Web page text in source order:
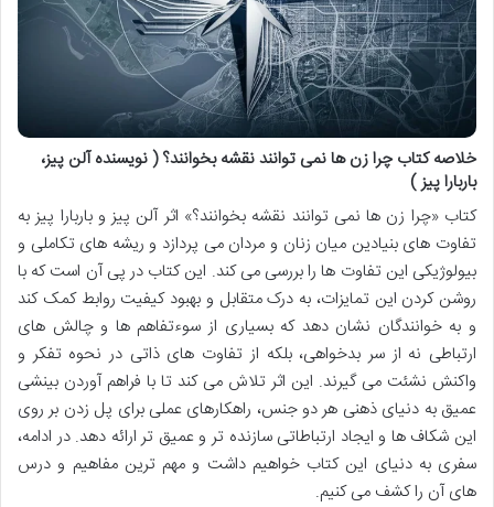
خلاصه کتاب چرا زن ها نمی توانند نقشه بخوانند؟ ( نویسنده آلن پیز،
باربارا پیز )
کتاب «چرا زن ها نمی توانند نقشه بخوانند؟» اثر آلن پیز و باربارا پیز به
تفاوت های بنیادین میان زنان و مردان می پردازد و ریشه های تکاملی و
بیولوژیکی این تفاوت ها را بررسی می کند. این کتاب در پی آن است که با
روشن کردن این تمایزات، به درک متقابل و بهبود کیفیت روابط کمک کند
و به خوانندگان نشان دهد که بسیاری از سوءتفاهم ها و چالش های
ارتباطی نه از سر بدخواهی، بلکه از تفاوت های ذاتی در نحوه تفکر و
واکنش نشئت می گیرند. این اثر تلاش می کند تا با فراهم آوردن بینشی
عمیق به دنیای ذهنی هر دو جنس، راهکارهای عملی برای پل زدن بر روی
این شکاف ها و ایجاد ارتباطاتی سازنده تر و عمیق تر ارائه دهد. در ادامه،
سفری به دنیای این کتاب خواهیم داشت و مهم ترین مفاهیم و درس
های آن را کشف می کنیم.